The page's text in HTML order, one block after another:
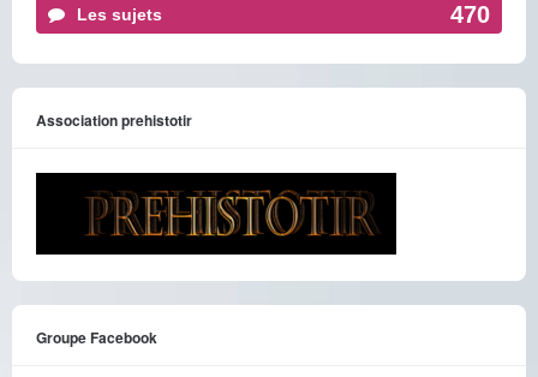
Les sujets 470
Association prehistotir
Groupe Facebook